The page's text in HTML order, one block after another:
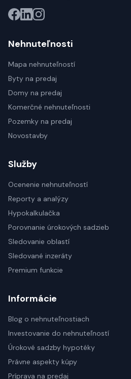
Nehnuteľnosti
Mapa nehnuteľností
Byty na predaj
Domy na predaj
Komerčné nehnuteľnosti
Pozemky na predaj
Novostavby
Služby
Ocenenie nehnuteľností
Reporty a analýzy
Hypokalkulačka
Porovnanie úrokových sadzieb
Sledovanie oblastí
Sledované inzeráty
Premium funkcie
Informácie
Blog o nehnuteľnostiach
Investovanie do nehnuteľností
Úrokové sadzby hypotéky
Právne aspekty kúpy
Príprava na predaj